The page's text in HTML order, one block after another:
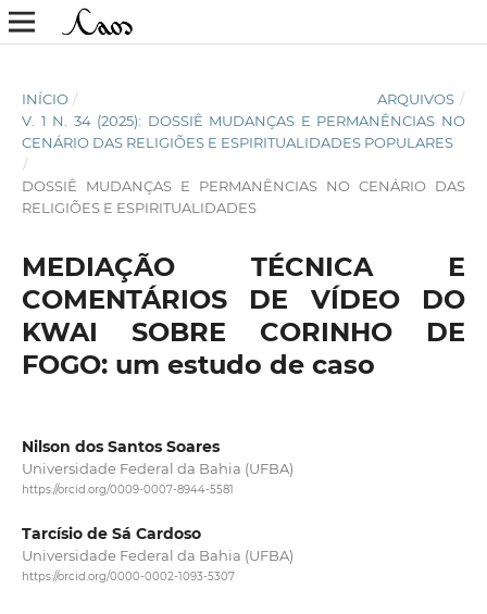
INÍCIO / ARQUIVOS /
V. 1 N. 34 (2025): DOSSIÊ MUDANÇAS E PERMANÊNCIAS NO
CENÁRIO DAS RELIGIÕES E ESPIRITUALIDADES POPULARES
/
DOSSIÊ MUDANÇAS E PERMANÊNCIAS NO CENÁRIO DAS
RELIGIÕES E ESPIRITUALIDADES
MEDIAÇÃO TÉCNICA E
COMENTÁRIOS DE VÍDEO DO
KWAI SOBRE CORINHO DE
FOGO: um estudo de caso
Nilson dos Santos Soares
Universidade Federal da Bahia (UFBA)
https://orcid.org/0009-0007-8944-5581
Tarcísio de Sá Cardoso
Universidade Federal da Bahia (UFBA)
https://orcid.org/0000-0002-1093-5307